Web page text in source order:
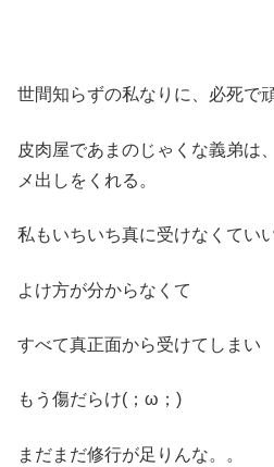
世間知らずの私なりに、必死で
皮肉屋であまのじゃくな義弟は
メ出しをくれる。
私もいちいち真に受けなくてい
よけ方が分からなくて
すべて真正面から受けてしまい
もう傷だらけ(；ω；)
まだまだ修行が足りんな。。